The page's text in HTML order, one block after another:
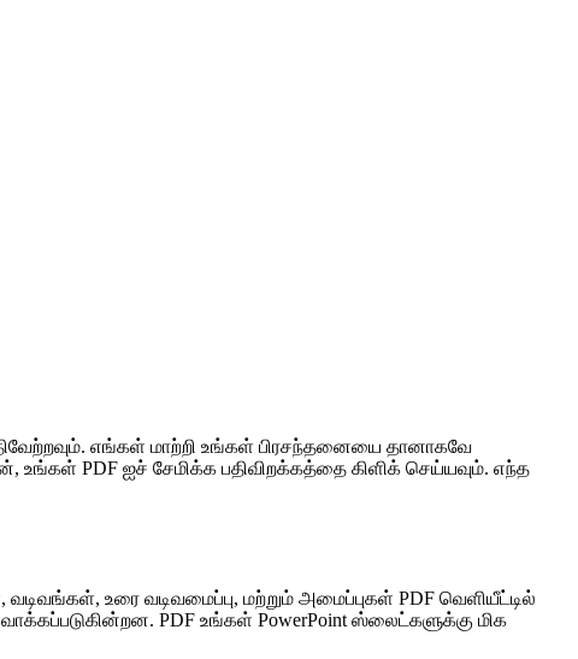
எங்கள் மாற்றி உங்கள் பிரசந்தனையை தானாகவே
உங்கள் PDF ஐச் சேமிக்க பதிவிறக்கத்தை கிளிக் செய்யவும். எந்த
உரை வடிவமைப்பு, மற்றும் அமைப்புகள் PDF வெளியீட்டில்
PDF உங்கள் PowerPoint ஸ்லைட்களுக்கு மிக